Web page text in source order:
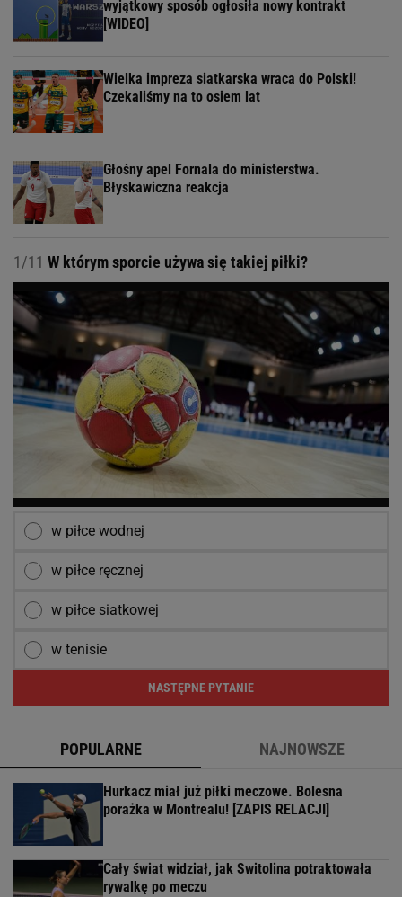
wyjątkowy sposób ogłosiła nowy kontrakt
[WIDEO]
Wielka impreza siatkarska wraca do Polski!
Czekaliśmy na to osiem lat
Głośny apel Fornala do ministerstwa.
Błyskawiczna reakcja
1/11 W którym sporcie używa się takiej piłki?
w piłce wodnej
w piłce ręcznej
w piłce siatkowej
w tenisie
NASTĘPNE PYTANIE
POPULARNE NAJNOWSZE
Hurkacz miał już piłki meczowe. Bolesna
porażka w Montrealu! [ZAPIS RELACJI]
Cały świat widział, jak Switolina potraktowała
rywalkę po meczu